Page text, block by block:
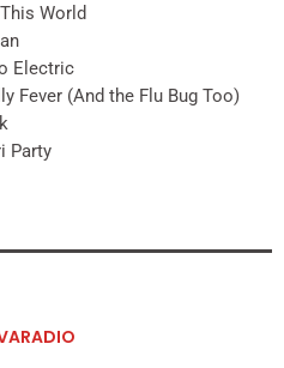
World
Electric
Fever (And the Flu Bug Too)
Party